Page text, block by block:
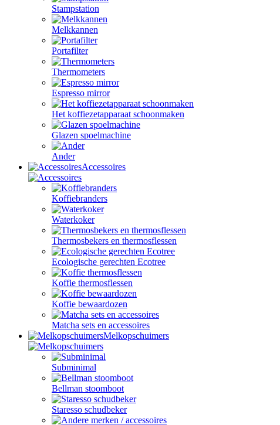
Stampstation
Melkkannen
Portafilter
Thermometers
Espresso mirror
Het koffiezetapparaat schoonmaken
Glazen spoelmachine
Ander
Accessoires
Koffiebranders
Waterkoker
Thermosbekers en thermosflessen
Ecologische gerechten Ecotree
Koffie thermosflessen
Koffie bewaardozen
Matcha sets en accessoires
Melkopschuimers
Subminimal
Bellman stoomboot
Staresso schudbeker